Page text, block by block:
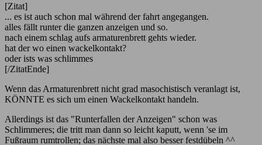
[Zitat]
... es ist auch schon mal während der fahrt angegangen.
alles fällt runter die ganzen anzeigen und so.
nach einem schlag aufs armaturenbrett gehts wieder.
hat der wo einen wackelkontakt?
oder ists was schlimmes
[/ZitatEnde]
Wenn das Armaturenbrett nicht grad masochistisch veranlagt ist,
KÖNNTE es sich um einen Wackelkontakt handeln.
Allerdings ist das "Runterfallen der Anzeigen" schon was
Schlimmeres; die tritt man dann so leicht kaputt, wenn 'se im
Fußraum rumtrollen; das nächste mal also besser festdübeln ^^